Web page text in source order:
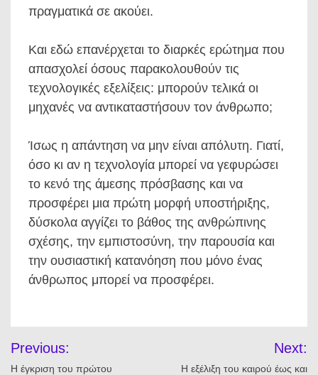
πραγματικά σε ακούει.
Και εδώ επανέρχεται το διαρκές ερώτημα που
απασχολεί όσους παρακολουθούν τις
τεχνολογικές εξελίξεις: μπορούν τελικά οι
μηχανές να αντικαταστήσουν τον άνθρωπο;
Ίσως η απάντηση να μην είναι απόλυτη. Γιατί,
όσο κι αν η τεχνολογία μπορεί να γεφυρώσει
το κενό της άμεσης πρόσβασης και να
προσφέρει μια πρώτη μορφή υποστήριξης,
δύσκολα αγγίζει το βάθος της ανθρώπινης
σχέσης, την εμπιστοσύνη, την παρουσία και
την ουσιαστική κατανόηση που μόνο ένας
άνθρωπος μπορεί να προσφέρει.
άρθρων
Previous:
Η έγκριση του πρώτου
Next:
Η εξέλιξη του καιρού έως και